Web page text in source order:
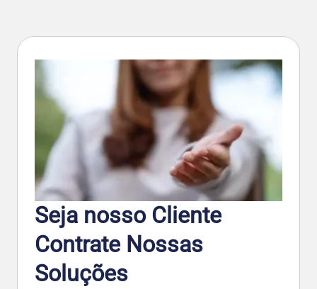
Seja nosso Cliente
Contrate Nossas
Soluções